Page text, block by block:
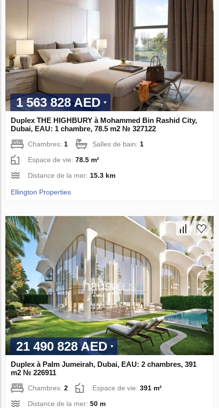
1 563 828 AED
Duplex THE HIGHBURY à Mohammed Bin Rashid City,
Dubai, EAU: 1 chambre, 78.5 m2 № 327122
Chambres: 1 Salles de bain: 1
Espace de vie:78.5 m²
Distance de la mer: 15.3 km
Ellington Properties
21 490 828 AED
Duplex à Palm Jumeirah, Dubai, EAU: 2 chambres, 391
m2 № 226911
Chambres:2 Espace de vie:391 m²
Distance de la mer:50 m